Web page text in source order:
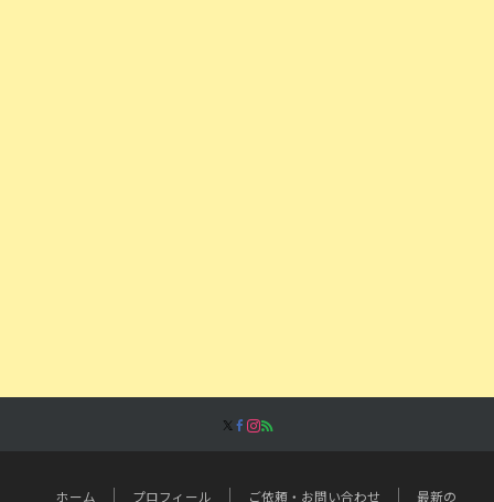
ホーム プロフィール ご依頼・お問い合わせ 最新の